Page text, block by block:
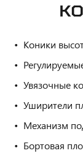
Коники
Увязочные
Уширители
Механизм
Бортовая